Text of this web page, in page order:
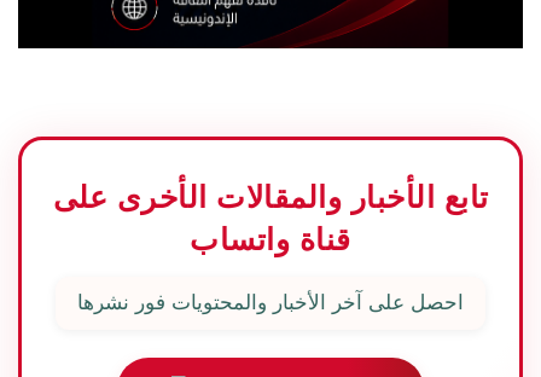
تابع الأخبار والمقالات الأخرى على
قناة واتساب
احصل على آخر الأخبار والمحتويات فور نشرها